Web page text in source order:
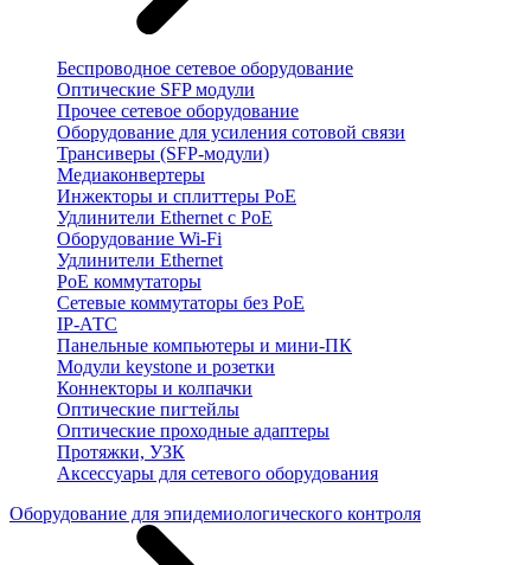
Беспроводное сетевое оборудование
Оптические SFP модули
Прочее сетевое оборудование
Оборудование для усиления сотовой связи
Трансиверы (SFP-модули)
Медиаконвертеры
Инжекторы и сплиттеры PoE
Удлинители Ethernet с PoE
Оборудование Wi-Fi
Удлинители Ethernet
PoE коммутаторы
Сетевые коммутаторы без PoE
IP-АТС
Панельные компьютеры и мини-ПК
Модули keystone и розетки
Коннекторы и колпачки
Оптические пигтейлы
Оптические проходные адаптеры
Протяжки, УЗК
Аксессуары для сетевого оборудования
Оборудование для эпидемиологического контроля